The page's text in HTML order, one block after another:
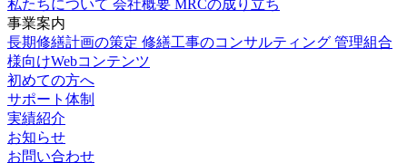
私たちについて 会社概要 MRCの成り立ち
事業案内
長期修繕計画の策定 修繕工事のコンサルティング 管理組合
様向けWebコンテンツ
初めての方へ
サポート体制
実績紹介
お知らせ
お問い合わせ